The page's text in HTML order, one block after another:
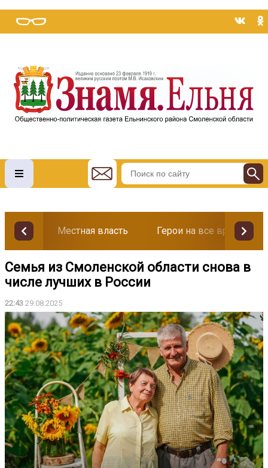
Местная власть Герои на все времена
Семья из Смоленской области снова в
числе лучших в России
22:43 29.08.2025